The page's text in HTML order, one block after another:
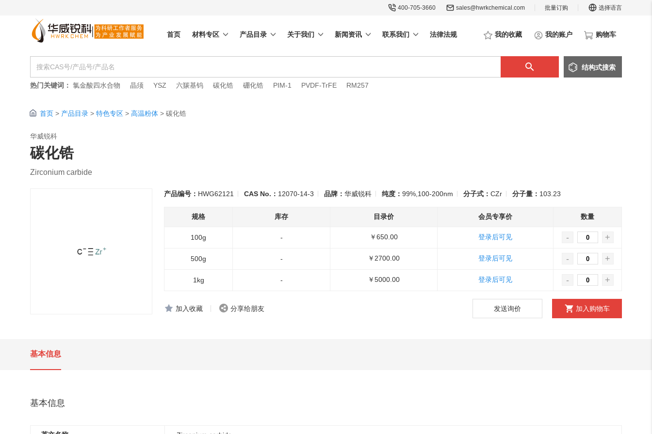
批量订购 选择语言
400-705-3660 sales@hwrkchemical.com
首页 材料专区 产品目录 关于我们 新闻资讯 联系我们 法律法规 我的收藏 我的账户 购物车
结构式搜索
热门关键词： 氯金酸四水合物 晶须 YSZ 六羰基钨 碳化锆 硼化锆 PIM-1 PVDF-TrFE RM257
首页 > 产品目录 > 特色专区 > 高温粉体 > 碳化锆
碳化锆
华威锐科
Zirconium carbide
产品编号： HWG62121 CAS No.： 12070-14-3 品牌： 华威锐科 纯度： 99%,100-200nm 分子式： CZr 分子量： 103.23
规格 库存 目录价 会员专享价 数量
100g - ￥650.00 登录后可见 - +
500g - ￥2700.00 登录后可见 - +
1kg - ￥5000.00 登录后可见 - +
加入收藏 分享给朋友 发送询价 加入购物车
基本信息
基本信息